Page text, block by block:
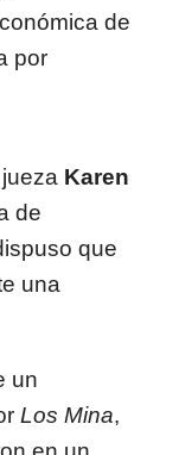
de
por
Karen
de
que
una
un
Los Mina,